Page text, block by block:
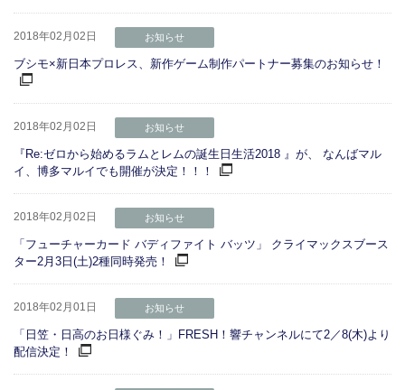
2018年02月02日 お知らせ
ブシモ×新日本プロレス、新作ゲーム制作パートナー募集のお知らせ！
2018年02月02日 お知らせ
『Re:ゼロから始めるラムとレムの誕生日生活2018 』が、 なんばマル
イ、博多マルイでも開催が決定！！！
2018年02月02日 お知らせ
「フューチャーカード バディファイト バッツ」 クライマックスブース
ター2月3日(土)2種同時発売！
2018年02月01日 お知らせ
「日笠・日高のお日様ぐみ！」FRESH！響チャンネルにて2／8(木)より
配信決定！